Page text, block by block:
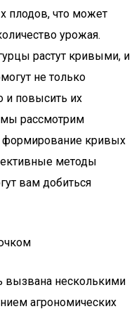
плодов, что может
урожая.
растут кривыми, и
не только
и повысить их
мы рассмотрим
кривых
методы
вам добиться
несколькими
агрономических